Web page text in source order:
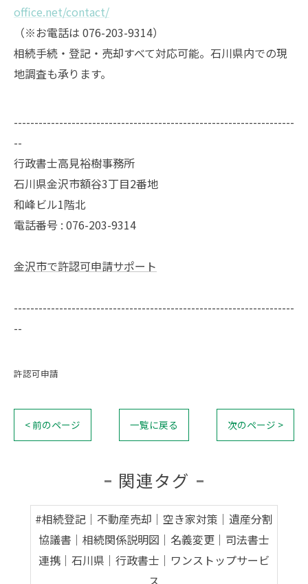
office.net/contact/
（※お電話は 076-203-9314）
相続手続・登記・売却すべて対応可能。石川県内での現
地調査も承ります。
--------------------------------------------------------------------
--
行政書士高見裕樹事務所
石川県金沢市額谷3丁目2番地
和峰ビル1階北
電話番号 : 076-203-9314
金沢市で許認可申請サポート
--------------------------------------------------------------------
--
許認可申請
< 前のページ 一覧に戻る 次のページ >
関連タグ
#相続登記｜不動産売却｜空き家対策｜遺産分割
協議書｜相続関係説明図｜名義変更｜司法書士
連携｜石川県｜行政書士｜ワンストップサービ
ス